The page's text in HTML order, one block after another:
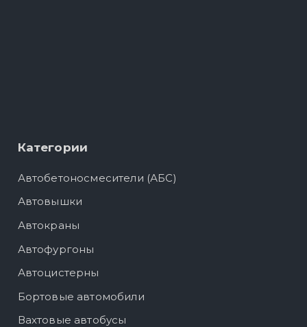
Категории
Автобетоносмесители (АБС)
Автовышки
Автокраны
Автофургоны
Автоцистерны
Бортовые автомобили
Вахтовые автобусы